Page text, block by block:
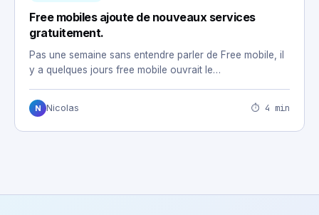
Free mobiles ajoute de nouveaux services
gratuitement.
Pas une semaine sans entendre parler de Free mobile, il
y a quelques jours free mobile ouvrait le…
N Nicolas ⏱ 4 min